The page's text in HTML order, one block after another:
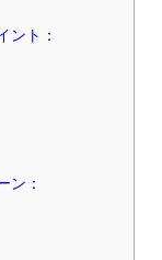
ント：
ン：